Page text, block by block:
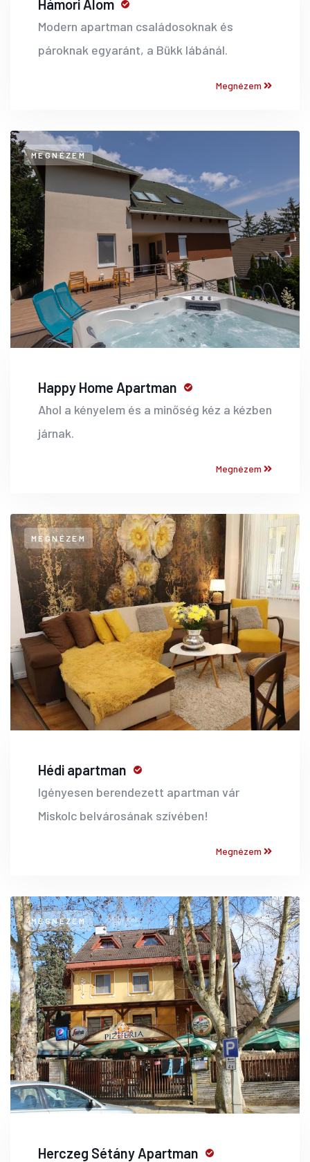
Hámori Álom
Modern apartman családosoknak és
pároknak egyaránt, a Bükk lábánál.
Megnézem
MEGNÉZEM
Happy Home Apartman
Ahol a kényelem és a minőség kéz a kézben
járnak.
Megnézem
MEGNÉZEM
Hédi apartman
Igényesen berendezett apartman vár
Miskolc belvárosának szívében!
Megnézem
MEGNÉZEM
Herczeg Sétány Apartman